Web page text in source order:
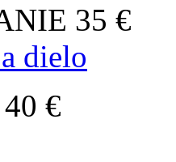
35 €
dielo
40 €